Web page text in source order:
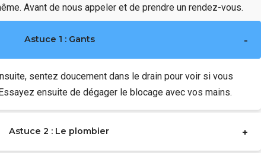
Avant de nous appeler et de prendre un rendez-vous.
Astuce 1 : Gants
sentez doucement dans le drain pour voir si vous
ensuite de dégager le blocage avec vos mains.
Astuce 2 : Le plombier